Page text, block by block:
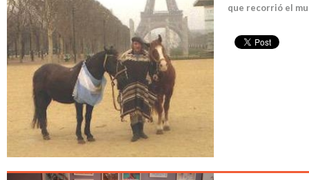
que recorrió el